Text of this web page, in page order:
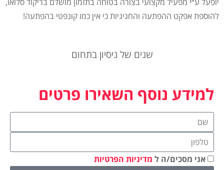
להוספתאפקט ההפתעה והחגיגיותכי איןכמו קונפטי בהפתעה!
שנים של ניסיון בתחום
למידע נוסף השאירו פרטים
אני מסכים/ה ל מדיניות הפרטיות